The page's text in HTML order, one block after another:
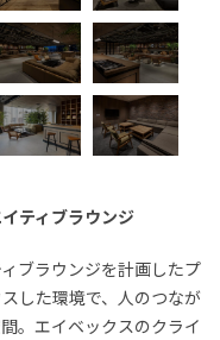
ティブラウンジ
ブラウンジを計画したプ
した環境で、人のつなが
。エイベックスのクライ